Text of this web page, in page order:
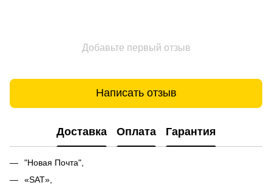
Добавьте первый отзыв
Написать отзыв
Доставка Оплата Гарантия
"Новая Почта",
«SAT»,